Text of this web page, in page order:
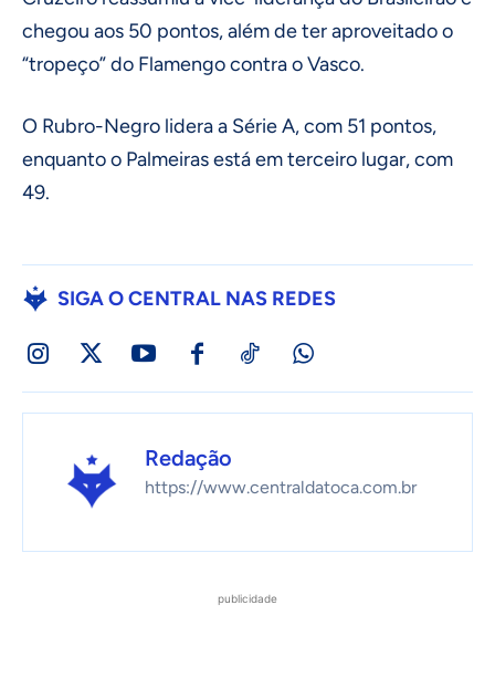
chegou aos 50 pontos, além de ter aproveitado o
“tropeço” do Flamengo contra o Vasco.
O Rubro-Negro lidera a Série A, com 51 pontos,
enquanto o Palmeiras está em terceiro lugar, com
49.
SIGA O CENTRAL NAS REDES
Redação
https://www.centraldatoca.com.br
publicidade